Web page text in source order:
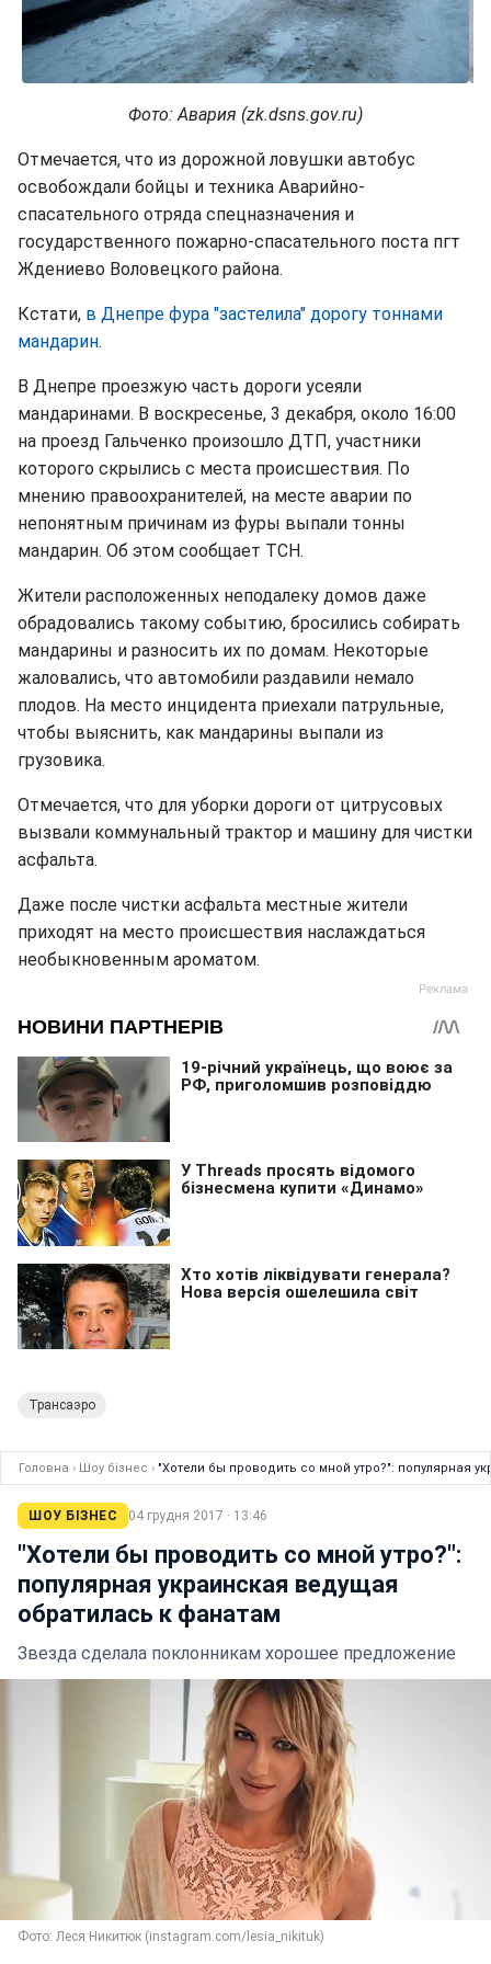
Фото: Авария (zk.dsns.gov.ru)
Отмечается, что из дорожной ловушки автобус
освобождали бойцы и техника Аварийно-
спасательного отряда спецназначения и
государственного пожарно-спасательного поста пгт
Ждениево Воловецкого района.
Кстати, в Днепре фура "застелила" дорогу тоннами
мандарин.
В Днепре проезжую часть дороги усеяли
мандаринами. В воскресенье, 3 декабря, около 16:00
на проезд Гальченко произошло ДТП, участники
которого скрылись с места происшествия. По
мнению правоохранителей, на месте аварии по
непонятным причинам из фуры выпали тонны
мандарин. Об этом сообщает ТСН.
Жители расположенных неподалеку домов даже
обрадовались такому событию, бросились собирать
мандарины и разносить их по домам. Некоторые
жаловались, что автомобили раздавили немало
плодов. На место инцидента приехали патрульные,
чтобы выяснить, как мандарины выпали из
грузовика.
Отмечается, что для уборки дороги от цитрусовых
вызвали коммунальный трактор и машину для чистки
асфальта.
Даже после чистки асфальта местные жители
приходят на место происшествия наслаждаться
необыкновенным ароматом.
Трансаэро
Головна › Шоу бізнес › "Хотели бы проводить со мной утро?": популярная
ШОУ БІЗНЕС 04 грудня 2017 · 13:46
"Хотели бы проводить со мной утро?":
популярная украинская ведущая
обратилась к фанатам
Звезда сделала поклонникам хорошее предложение
Фото: Леся Никитюк (instagram.com/lesia_nikituk)